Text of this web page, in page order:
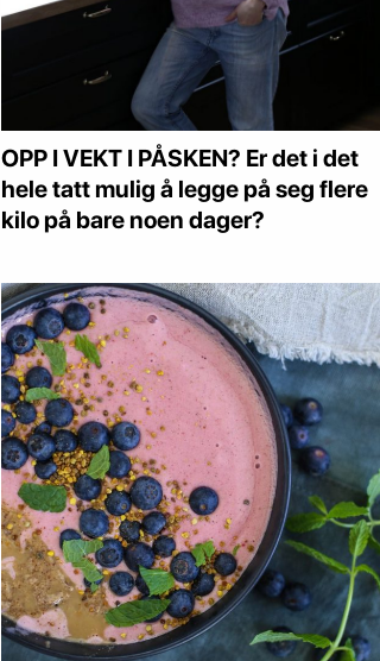
OPP I VEKT I PÅSKEN? Er det i det
hele tatt mulig å legge på seg flere
kilo på bare noen dager?